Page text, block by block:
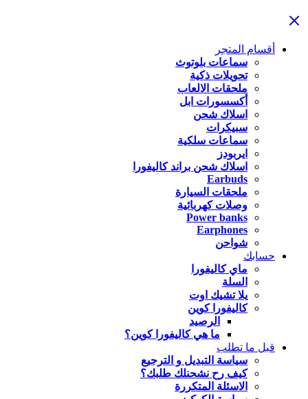
أقسام المتجر
سماعات بلوتوث
تحويلات ذكية
ملحقات الالعاب
أكسسورات ابل
اسلاك شحن
سبيكرات
سماعات سلكية
ايربودز
اسلاك شحن براند كاليفورا
Earbuds
ملحقات السيارة
وصلات كهربائية
Power banks
Earphones
شواحن
حسابك
ماي كاليفورا
السلة
يلا تشيك اوت
كاليفورا كوين
الرصيد
ما هي كاليفورا كوين؟
قبل ما تطلب
سياسة التبديل و الترجيع
كيف رح نشحنلك طلبك؟
الاسئلة المتكررة